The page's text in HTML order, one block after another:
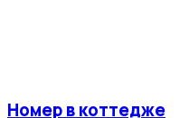
Номер в коттедже